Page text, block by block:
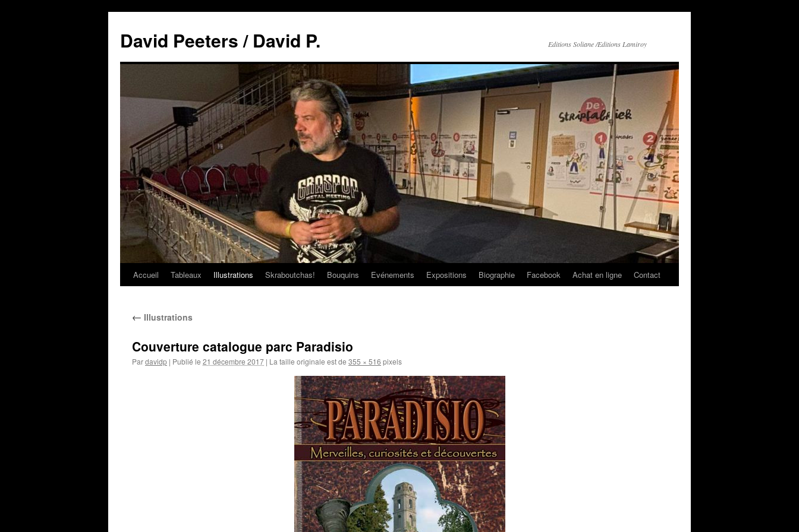
David Peeters / David P. Editions Soliane /Editions Lamiroy
Accueil Tableaux Illustrations Skraboutchas! Bouquins Evénements Expositions Biographie Facebook Achat en ligne Contact
← Illustrations
Couverture catalogue parc Paradisio
Pardavidp | Publié le 21 décembre 2017 | La taille originale est de 355 × 516 pixels